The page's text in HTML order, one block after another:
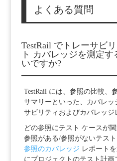
よくある質問
TestRail でトレーサビ
ト カバレッジを測定
いですか?
TestRail には、参照の比較、
サマリーといった、カバレ
サビリティおよびカバレッジ
どの参照にテスト ケースが
参照がある/参照がないテス
参照のカバレッジ レポート
にプロジェクトのテスト計画